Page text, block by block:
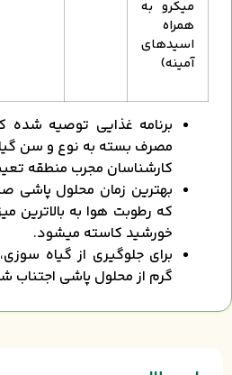
میکرو به
همراه
اسیدهای
آمینه)
برنامه غذایی توصیه شده
مصرف بسته به نوع و سن
کارشناسان مجرب منطقه
بهترین زمان محلول پاشی
که رطوبت هوا به بالاترین
خورشید کاسته می­شود.
برای جلوگیری از گیاه
گرم از محلول پاشی اجتناب